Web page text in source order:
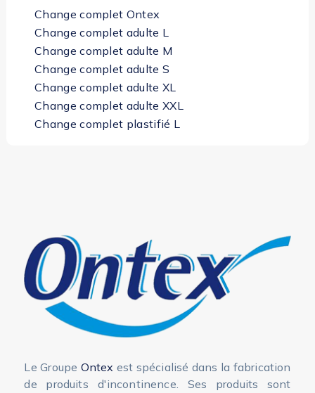
Change complet Ontex
Change complet adulte L
Change complet adulte M
Change complet adulte S
Change complet adulte XL
Change complet adulte XXL
Change complet plastifié L
Le Groupe Ontex est spécialisé dans la fabrication
de produits d'incontinence. Ses produits sont